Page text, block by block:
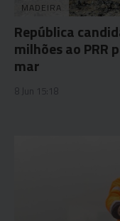
MADEIRA
República
milhões ao PRR
mar
8 Jun 15:18